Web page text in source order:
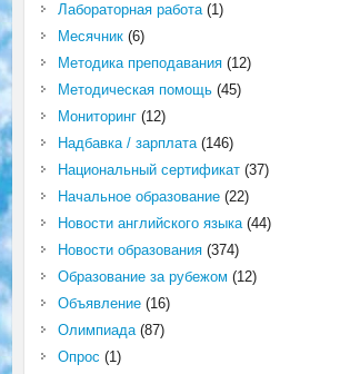
Лабораторная работа(1)
Месячник(6)
Методика преподавания(12)
Методическая помощь(45)
Мониторинг(12)
Надбавка / зарплата(146)
Национальный сертификат(37)
Начальное образование(22)
Новости английского языка(44)
Новости образования(374)
Образование за рубежом (12)
Объявление(16)
Олимпиада(87)
Опрос (1)